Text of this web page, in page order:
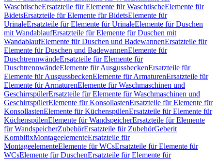
WaschtischeErsatzteile für Elemente für WaschtischeElemente für
BidetsErsatzteile für Elemente für BidetsElemente für
UrinaleErsatzteile für Elemente für UrinaleElemente für Duschen
mit WandablaufErsatzteile für Elemente für Duschen mit
WandablaufElemente für Duschen und BadewannenErsatzteile für
Elemente für Duschen und BadewannenElemente für
DuschtrennwändeErsatzteile für Elemente für
DuschtrennwändeElemente für AusgussbeckenErsatzteile für
Elemente für AusgussbeckenElemente für ArmaturenErsatzteile für
Elemente für ArmaturenElemente für Waschmaschinen und
GeschirrspülerErsatzteile für Elemente für Waschmaschinen und
GeschirrspülerElemente für KonsollastenErsatzteile für Elemente für
KonsollastenElemente für KüchenspülenErsatzteile für Elemente für
KüchenspülenElemente für WandspeicherErsatzteile für Elemente
für WandspeicherZubehörErsatzteile für ZubehörGeberit
KombifixMontageelementeErsatzteile für
MontageelementeElemente für WCsErsatzteile für Elemente für
WCsElemente für DuschenErsatzteile für Elemente für